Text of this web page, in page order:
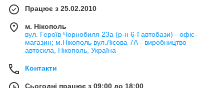
Працює з 25.02.2010
м. Нікополь
вул. Героїв Чорнобиля 23а (р-н 6-ї автобази) - офіс-
магазин; м.Нікополь вул.Лісова 7А - виробництво
автоскла, Нікополь, Україна
Контакти
Сьогодні працює з 09:00 до 18:00